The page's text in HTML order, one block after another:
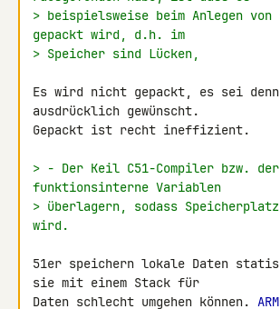
> beispielsweise beim Anlegen
gepackt wird, d.h. im
> Speicher sind Lücken,
Es wird nicht gepackt, es sei
ausdrücklich gewünscht.
Gepackt ist recht ineffizient.
> - Der Keil C51-Compiler bzw.
funktionsinterne Variablen
> überlagern, sodass
wird.
51er speichern lokale Daten
sie mit einem Stack für
Daten schlecht umgehen können. ARM